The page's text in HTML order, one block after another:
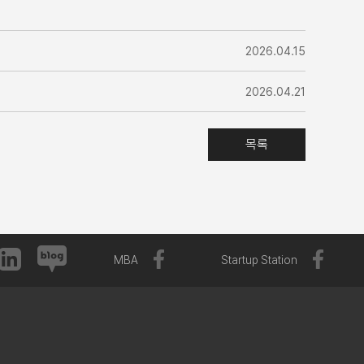
2026.04.15
2026.04.21
목록
MBA Startup Station